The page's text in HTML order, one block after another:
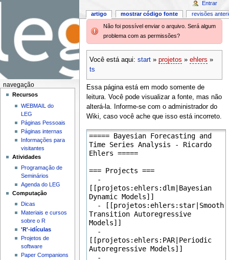
Não foi possível enviar o arquivo. Será algum
problema com as permissões?
Você está aqui: start» projetos » ehlers »
ts
Essa página está em modo somente de
leitura. Você pode visualizar a fonte, mas não
alterá-la. Informe-se com o administrador do
Wiki, caso você ache que isso está incorreto.
artigo mostrar código fonte revisões
Entrar
navegação
Recursos
WEBMAIL do
LEG
Páginas Pessoais
Páginas internas
Informações para
visitantes
Atividades
Programação de
Seminários
Agenda do LEG
Computação
Dicas
Materiais e cursos
sobre o R
'R'-idículas
Projetos de
software
Paper Companions